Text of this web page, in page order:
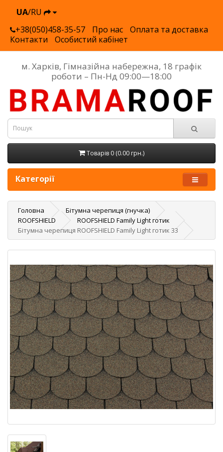
UA/RU
+38(050)458-35-57
Про нас
Оплата та доставка
Контакти
Особистий кабінет
м. Харків, Гімназійна набережна, 18 графік
роботи – Пн-Нд 09:00—18:00
Товарів 0 (0.00 грн.)
Категорії
Головна
Бітумна черепиця (гнучка)
ROOFSHIELD
ROOFSHIELD Family Light готик
Бітумна черепиця ROOFSHIELD Family Light готик 33